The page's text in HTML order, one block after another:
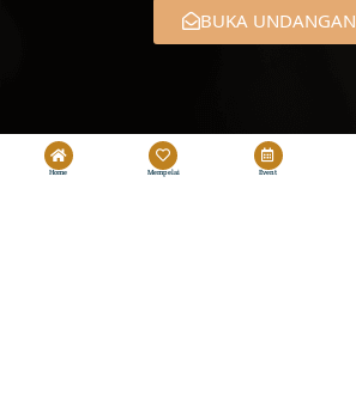
BUKA UNDANGAN
Home Mempelai Event